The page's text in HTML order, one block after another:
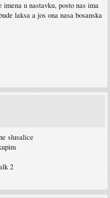
u nastavku, posto nas ima
laksa a jos ona nasa bosanska
slusalice
2